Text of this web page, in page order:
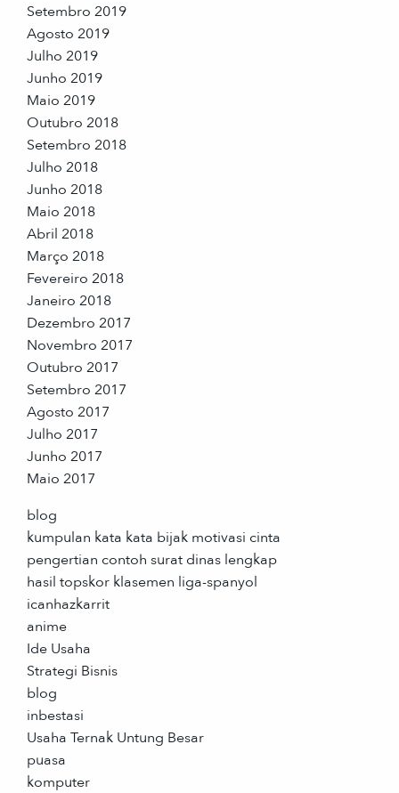
Setembro 2019
Agosto 2019
Julho 2019
Junho 2019
Maio 2019
Outubro 2018
Setembro 2018
Julho 2018
Junho 2018
Maio 2018
Abril 2018
Março 2018
Fevereiro 2018
Janeiro 2018
Dezembro 2017
Novembro 2017
Outubro 2017
Setembro 2017
Agosto 2017
Julho 2017
Junho 2017
Maio 2017
blog
kumpulan kata kata bijak motivasi cinta
pengertian contoh surat dinas lengkap
hasil topskor klasemen liga-spanyol
icanhazkarrit
anime
Ide Usaha
Strategi Bisnis
blog
inbestasi
Usaha Ternak Untung Besar
puasa
komputer